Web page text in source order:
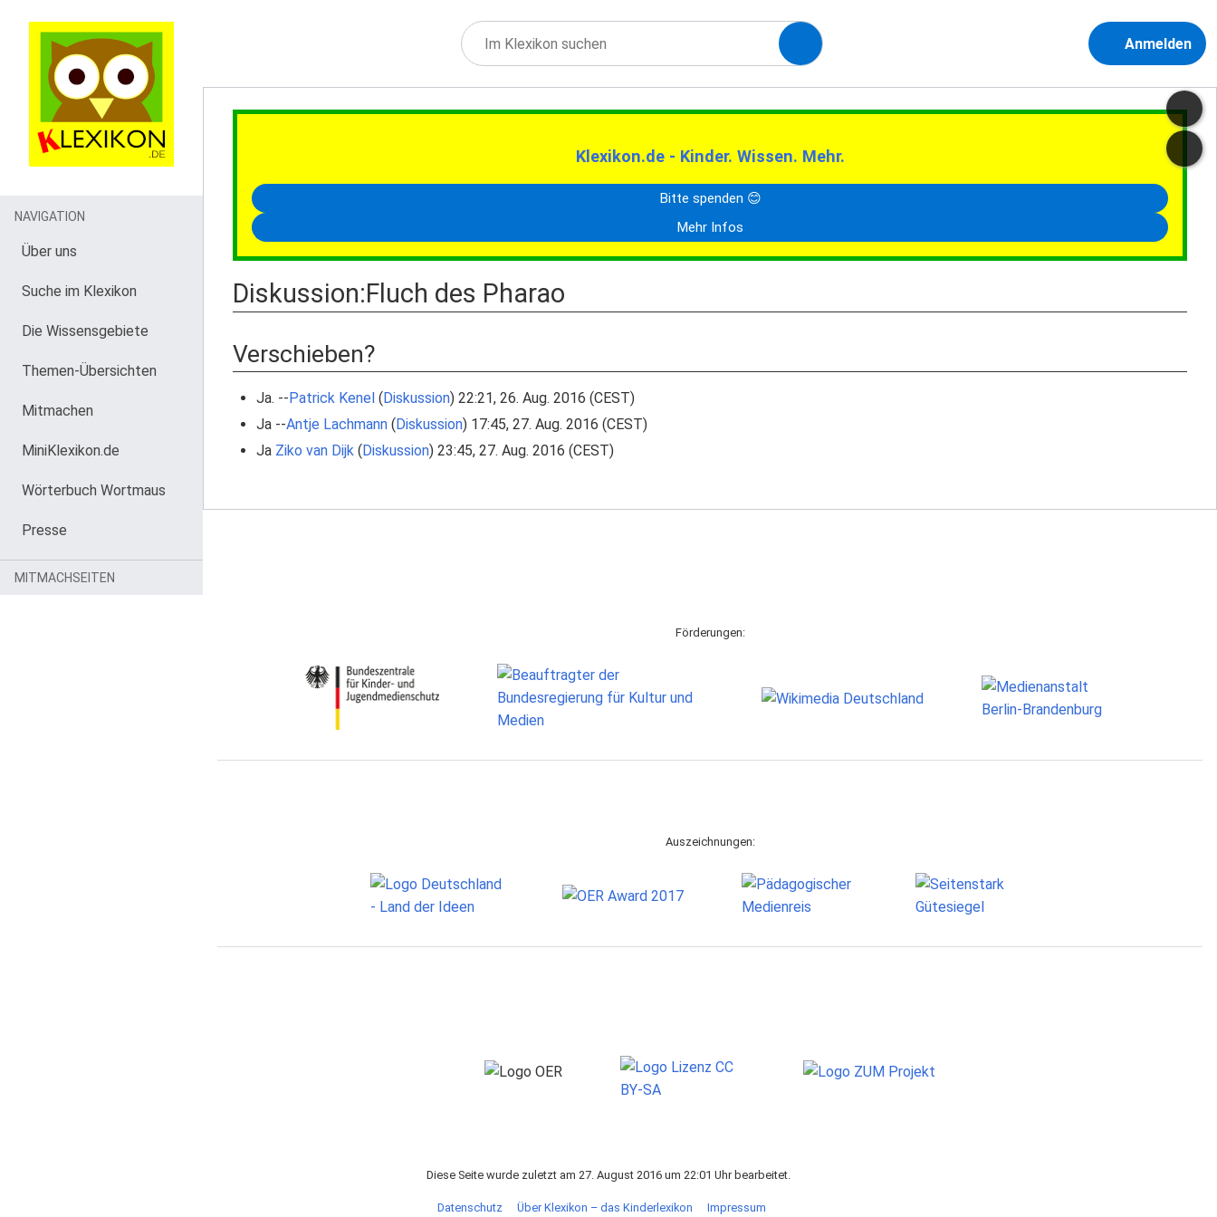
Anmelden
Klexikon.de - Kinder. Wissen. Mehr.
Bitte spenden 😊
Mehr Infos
Diskussion:Fluch des Pharao
Verschieben?
Ja. --Patrick Kenel(Diskussion) 22:21, 26. Aug. 2016 (CEST)
Ja --Antje Lachmann(Diskussion) 17:45, 27. Aug. 2016 (CEST)
Ja Ziko van Dijk(Diskussion) 23:45, 27. Aug. 2016 (CEST)
NAVIGATION
Über uns
Suche im Klexikon
Die Wissensgebiete
Themen-Übersichten
Mitmachen
MiniKlexikon.de
Wörterbuch Wortmaus
Presse
MITMACHSEITEN
Förderungen:
Auszeichnungen:
Diese Seite wurde zuletzt am 27. August 2016 um 22:01 Uhr bearbeitet.
Datenschutz Über Klexikon – das Kinderlexikon Impressum